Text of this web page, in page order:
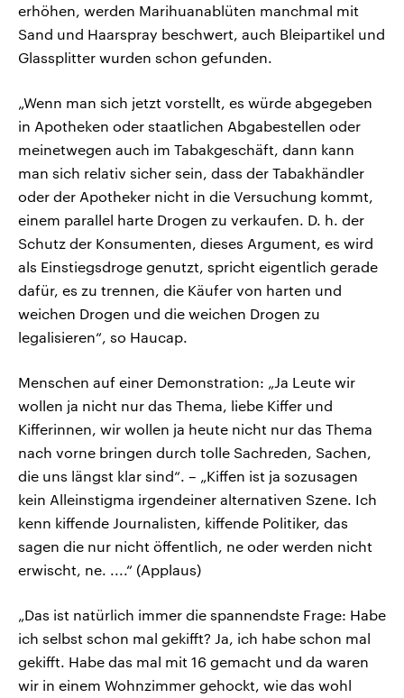
erhöhen, werden Marihuanablüten manchmal mit
Sand und Haarspray beschwert, auch Bleipartikel und
Glassplitter wurden schon gefunden.
„Wenn man sich jetzt vorstellt, es würde abgegeben
in Apotheken oder staatlichen Abgabestellen oder
meinetwegen auch im Tabakgeschäft, dann kann
man sich relativ sicher sein, dass der Tabakhändler
oder der Apotheker nicht in die Versuchung kommt,
einem parallel harte Drogen zu verkaufen. D. h. der
Schutz der Konsumenten, dieses Argument, es wird
als Einstiegsdroge genutzt, spricht eigentlich gerade
dafür, es zu trennen, die Käufer von harten und
weichen Drogen und die weichen Drogen zu
legalisieren“, so Haucap.
Menschen auf einer Demonstration: „Ja Leute wir
wollen ja nicht nur das Thema, liebe Kiffer und
Kifferinnen, wir wollen ja heute nicht nur das Thema
nach vorne bringen durch tolle Sachreden, Sachen,
die uns längst klar sind“. – „Kiffen ist ja sozusagen
kein Alleinstigma irgendeiner alternativen Szene. Ich
kenn kiffende Journalisten, kiffende Politiker, das
sagen die nur nicht öffentlich, ne oder werden nicht
erwischt, ne. ....“ (Applaus)
„Das ist natürlich immer die spannendste Frage: Habe
ich selbst schon mal gekifft? Ja, ich habe schon mal
gekifft. Habe das mal mit 16 gemacht und da waren
wir in einem Wohnzimmer gehockt, wie das wohl